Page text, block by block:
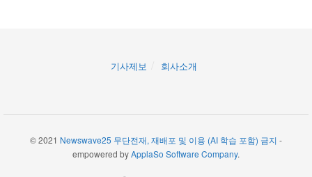
기사제보 회사소개
© 2021 Newswave25 무단전재, 재배포 및 이용 (AI 학습 포함) 금지 -
empowered byApplaSo Software Company.